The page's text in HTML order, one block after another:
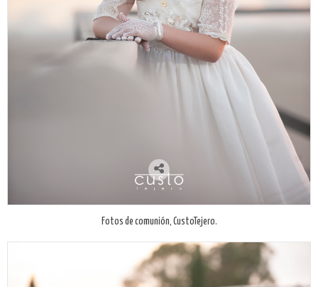
Fotos de comunión, CustoTejero.